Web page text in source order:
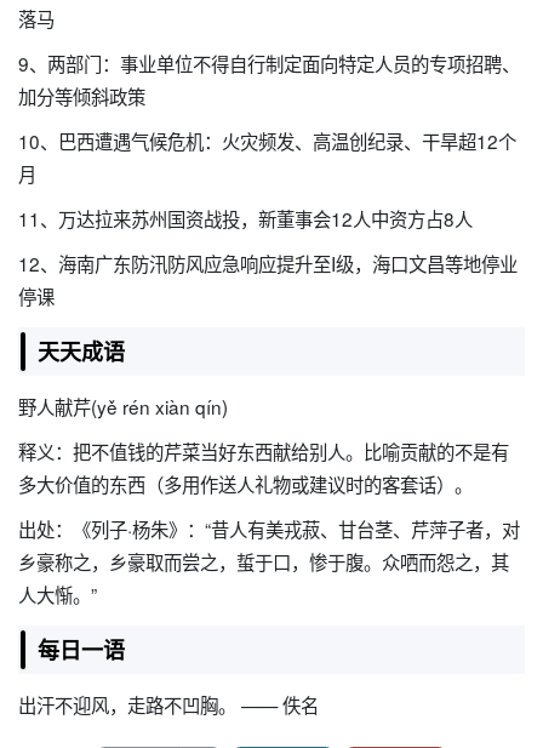
落马
9、两部门：事业单位不得自行制定面向特定人员的专项招聘、
加分等倾斜政策
10、巴西遭遇气候危机：火灾频发、高温创纪录、干旱超12个
月
11、万达拉来苏州国资战投，新董事会12人中资方占8人
12、海南广东防汛防风应急响应提升至I级，海口文昌等地停业
停课
天天成语
野人献芹(yě rén xiàn qín)
释义：把不值钱的芹菜当好东西献给别人。比喻贡献的不是有
多大价值的东西（多用作送人礼物或建议时的客套话）。
出处：《列子·杨朱》：“昔人有美戎菽、甘台茎、芹萍子者，对
乡豪称之，乡豪取而尝之，蜇于口，惨于腹。众哂而怨之，其
人大惭。”
每日一语
出汗不迎风，走路不凹胸。 —— 佚名